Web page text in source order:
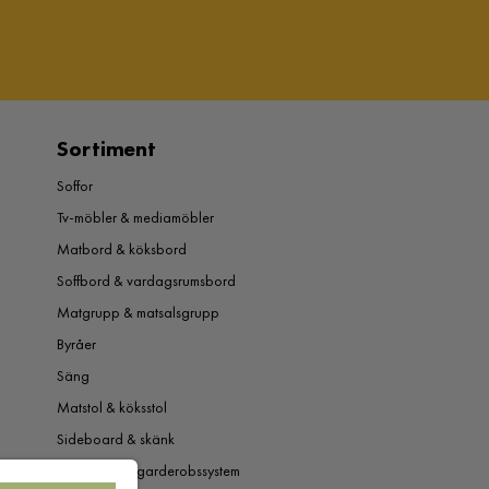
Sortiment
Soffor
Tv-möbler & mediamöbler
Matbord & köksbord
Soffbord & vardagsrumsbord
Matgrupp & matsalsgrupp
Byråer
Säng
Matstol & köksstol
Sideboard & skänk
Garderob & garderobssystem